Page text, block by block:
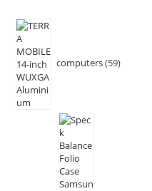
computers 59